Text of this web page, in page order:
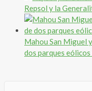
Repsol y la
Mahou San Miguel
dos parques eólicos